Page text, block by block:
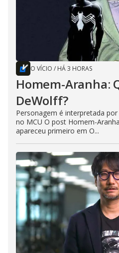
O VÍCIO / HÁ 3 HORAS
Homem-Aranha:
DeWolff?
Personagem é interpretada
no MCU O post Homem-
apareceu primeiro em O...